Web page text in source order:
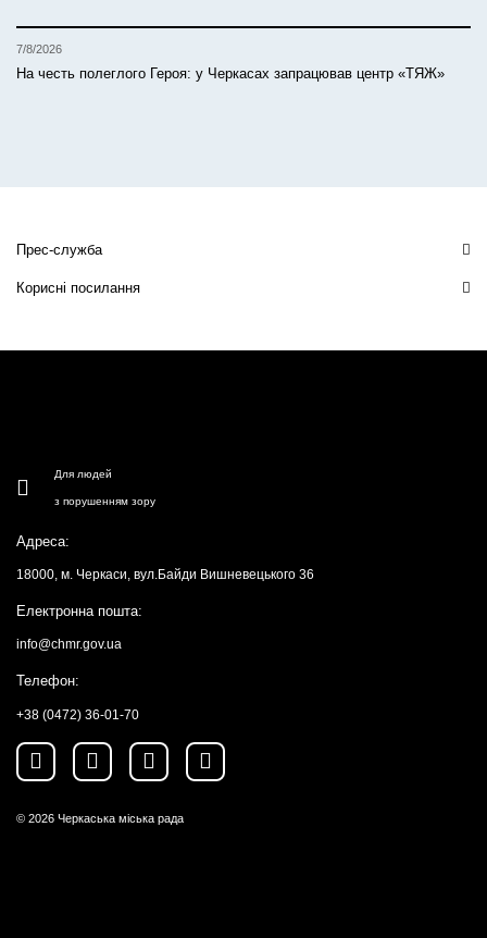
7/8/2026
На честь полеглого Героя: у Черкасах запрацював центр «ТЯЖ»
Прес-служба
Корисні посилання
Для людей
з порушенням зору
Адреса:
18000, м. Черкаси, вул.Байди Вишневецького 36
Електронна пошта:
info@chmr.gov.ua
Телефон:
+38 (0472) 36-01-70
© 2026 Черкаська міська рада